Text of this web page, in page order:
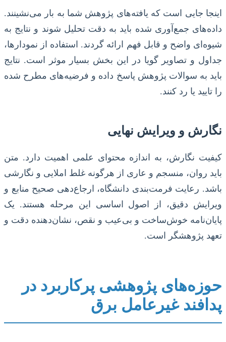
اینجا جایی است که یافته‌های پژوهش شما به بار می‌نشینند.
داده‌های جمع‌آوری شده باید به دقت تحلیل شوند و نتایج به
شیوه‌ای واضح و قابل فهم ارائه گردند. استفاده از نمودارها،
جداول و تصاویر گویا در این بخش بسیار موثر است. نتایج
باید به سوالات پژوهش پاسخ داده و فرضیه‌های مطرح شده
را تایید یا رد کنند.
نگارش و ویرایش نهایی
کیفیت نگارش، به اندازه محتوای علمی اهمیت دارد. متن
باید روان، منسجم و عاری از هرگونه غلط املایی و نگارشی
باشد. رعایت فرمت‌بندی دانشگاه، ارجاع‌دهی صحیح منابع و
ویرایش دقیق، از اصول اساسی این مرحله هستند. یک
پایان‌نامه خوش‌ساخت و بی‌عیب و نقص، نشان‌دهنده دقت و
تعهد پژوهشگر است.
حوزه‌های پژوهشی پرکاربرد در
پدافند غیرعامل برق